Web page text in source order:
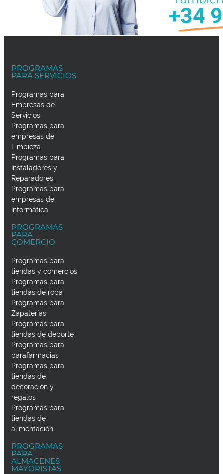
PROGRAMAS
PARA SERVICIOS
Programas para
Empresas de
Servicios
Programas para
empresas de
Limpieza
Programas para
Instaladores y
Reparadores
Programas para
empresas de
Informática
PROGRAMAS
PARA
COMERCIO
Programas para
tiendas y comercios
Programas para
tiendas de ropa
Programas para
Zapaterías
Programas para
tiendas de deporte
Programas para
parafarmacias
Programas para
tiendas de
decoración y
regalos
Programas para
tiendas de
alimentación
PROGRAMAS
PARA
ALMACENES
MAYORISTAS